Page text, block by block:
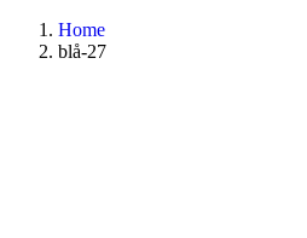
Home
blå-27